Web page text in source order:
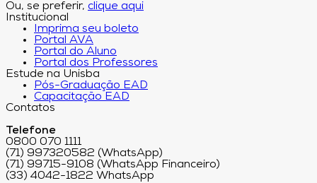
Ou, se preferir, clique aqui
Institucional
Imprima seu boleto
Portal AVA
Portal do Aluno
Portal dos Professores
Estude na Unisba
Pós-Graduação EAD
Capacitação EAD
Contatos
Telefone
0800 070 1111
(71) 997320582 (WhatsApp)
(71) 99715-9108 (WhatsApp Financeiro)
(33) 4042-1822 WhatsApp